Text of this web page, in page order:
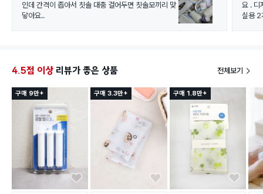
인데 간격이 좁아서 칫솔 대충 걸어두면 칫솔모끼리 맞
닿아요..
요 . 디
실용 2
4.5점 이상 리뷰가 좋은 상품 전체보기
구매 9만+ 구매 3.3만+ 구매 1.8만+